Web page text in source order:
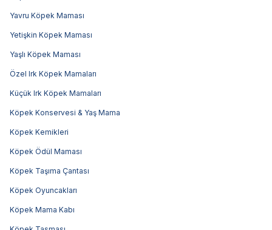
Yavru Köpek Maması
Yetişkin Köpek Maması
Yaşlı Köpek Maması
Özel Irk Köpek Mamaları
Küçük Irk Köpek Mamaları
Köpek Konservesi & Yaş Mama
Köpek Kemikleri
Köpek Ödül Maması
Köpek Taşıma Çantası
Köpek Oyuncakları
Köpek Mama Kabı